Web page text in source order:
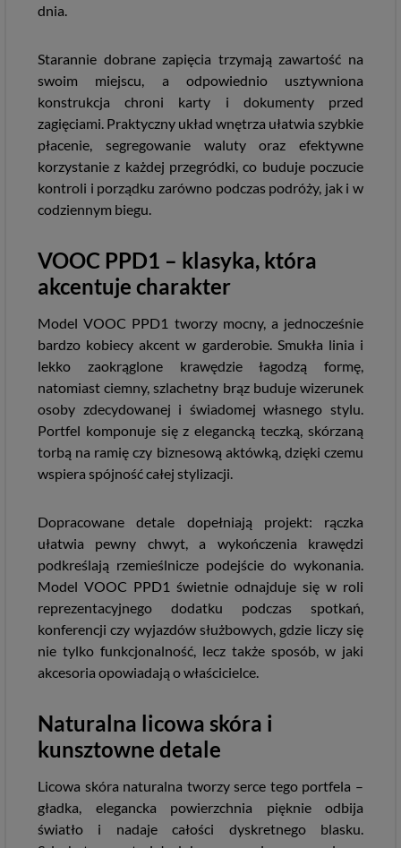
dnia.
Starannie dobrane zapięcia trzymają zawartość na
swoim miejscu, a odpowiednio usztywniona
konstrukcja chroni karty i dokumenty przed
zagięciami. Praktyczny układ wnętrza ułatwia szybkie
płacenie, segregowanie waluty oraz efektywne
korzystanie z każdej przegródki, co buduje poczucie
kontroli i porządku zarówno podczas podróży, jak i w
codziennym biegu.
VOOC PPD1 – klasyka, która
akcentuje charakter
Model VOOC PPD1 tworzy mocny, a jednocześnie
bardzo kobiecy akcent w garderobie. Smukła linia i
lekko zaokrąglone krawędzie łagodzą formę,
natomiast ciemny, szlachetny brąz buduje wizerunek
osoby zdecydowanej i świadomej własnego stylu.
Portfel komponuje się z elegancką teczką, skórzaną
torbą na ramię czy biznesową aktówką, dzięki czemu
wspiera spójność całej stylizacji.
Dopracowane detale dopełniają projekt: rączka
ułatwia pewny chwyt, a wykończenia krawędzi
podkreślają rzemieślnicze podejście do wykonania.
Model VOOC PPD1 świetnie odnajduje się w roli
reprezentacyjnego dodatku podczas spotkań,
konferencji czy wyjazdów służbowych, gdzie liczy się
nie tylko funkcjonalność, lecz także sposób, w jaki
akcesoria opowiadają o właścicielce.
Naturalna licowa skóra i
kunsztowne detale
Licowa skóra naturalna tworzy serce tego portfela –
gładka, elegancka powierzchnia pięknie odbija
światło i nadaje całości dyskretnego blasku.